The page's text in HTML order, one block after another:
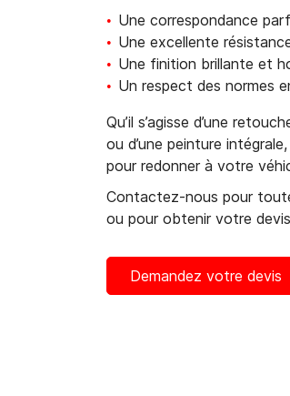
Une correspondance
Une excellente
Une finition brillante et
Un respect des normes
Qu’il s’agisse d’une
ou d’une peinture
pour redonner à votre
Contactez-nous pour
ou pour obtenir votre
Demandez votre devis